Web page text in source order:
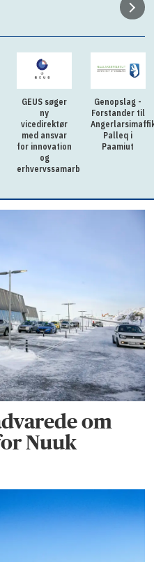
GEUS søger
ny
vicedirektør
med ansvar
for innovation
og
erhvervssamarbejde
Genopslag -
Forstander til
Palleq i
Paamiut
om
Nuuk